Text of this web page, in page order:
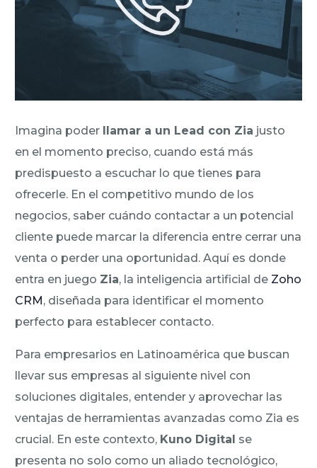
Imagina poder llamar a un Lead con Zia justo
en el momento preciso, cuando está más
predispuesto a escuchar lo que tienes para
ofrecerle. En el competitivo mundo de los
negocios, saber cuándo contactar a un potencial
cliente puede marcar la diferencia entre cerrar una
venta o perder una oportunidad. Aquí es donde
entra en juego Zia, la inteligencia artificial de Zoho
CRM, diseñada para identificar el momento
perfecto para establecer contacto.
Para empresarios en Latinoamérica que buscan
llevar sus empresas al siguiente nivel con
soluciones digitales, entender y aprovechar las
ventajas de herramientas avanzadas como Zia es
crucial. En este contexto, Kuno Digital se
presenta no solo como un aliado tecnológico,